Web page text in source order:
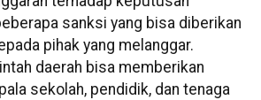
sanksi yang bisa diberikan
pihak yang melanggar.
daerah bisa memberikan
sekolah, pendidik, dan tenaga